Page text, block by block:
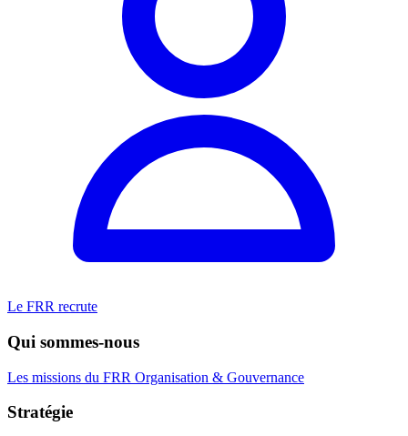
Le FRR recrute
Qui sommes-nous
Les missions du FRR Organisation & Gouvernance
Stratégie